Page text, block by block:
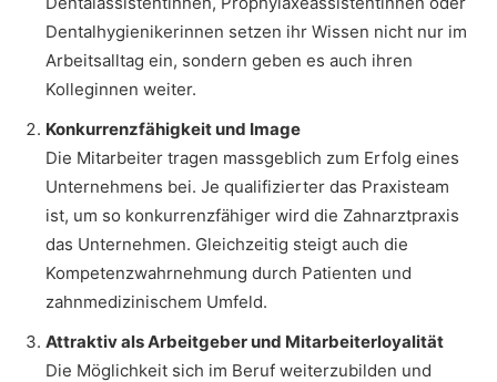
Dentalhygienikerinnen setzen ihr Wissen nicht nur im
Arbeitsalltag ein, sondern geben es auch ihren
Kolleginnen weiter.
Konkurrenzfähigkeit und Image
Die Mitarbeiter tragen massgeblich zum Erfolg eines
Unternehmens bei. Je qualifizierter das Praxisteam
ist, um so konkurrenzfähiger wird die Zahnarztpraxis
das Unternehmen. Gleichzeitig steigt auch die
Kompetenzwahrnehmung durch Patienten und
zahnmedizinischem Umfeld.
Attraktiv als Arbeitgeber und Mitarbeiterloyalität
Die Möglichkeit sich im Beruf weiterzubilden und